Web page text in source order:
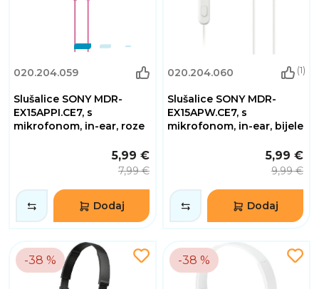
020.204.059
Slušalice SONY MDR-
EX15APPI.CE7, s
mikrofonom, in-ear, roze
5,99 €
7,99 €
Dodaj
020.204.060 (1)
Slušalice SONY MDR-
EX15APW.CE7, s
mikrofonom, in-ear, bijele
5,99 €
9,99 €
Dodaj
-38 % -38 %